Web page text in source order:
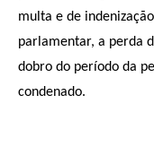
multa e de
parlamentar, a perda
dobro do período da
condenado.